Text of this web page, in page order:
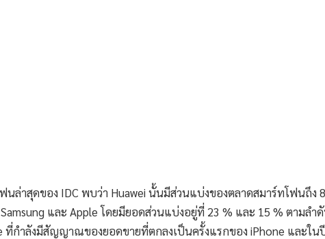
นล่าสุดของ IDC พบว่า Huawei นั้นมีส่วนแบ่งของตลาดสมาร์ทโฟนถึง
และ Apple โดยมียอดส่วนแบ่งอยู่ที่ 23 % และ 15 % ตามลำ
กำลังมีสัญญาณของยอดขายที่ตกลงเป็นครั้งแรกของ iPhone และใน